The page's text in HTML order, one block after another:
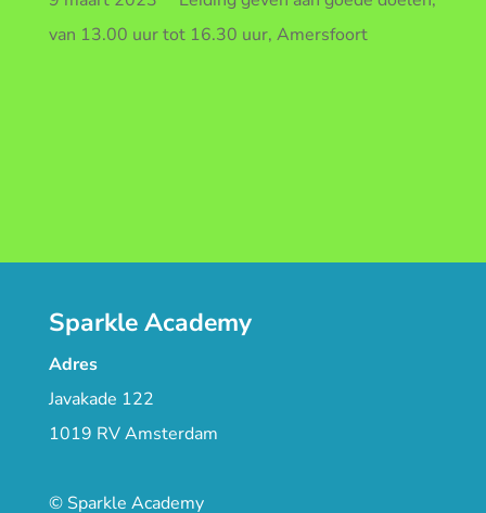
van 13.00 uur tot 16.30 uur, Amersfoort
Sparkle Academy
Adres
Javakade 122
1019 RV Amsterdam
© Sparkle Academy